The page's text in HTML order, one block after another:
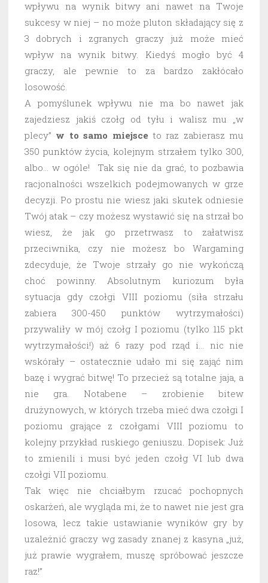
wpływu na wynik bitwy ani nawet na Twoje
sukcesy w niej – no może pluton składający się z
3 dobrych i zgranych graczy już może mieć
wpływ na wynik bitwy. Kiedyś mogło być 4
graczy, ale pewnie to za bardzo zakłócało
losowość.
A pomyślunek wpływu nie ma bo nawet jak
zajedziesz jakiś czołg od tyłu i walisz mu „w
plecy” w to samo miejsce to raz zabierasz mu
350 punktów życia, kolejnym strzałem tylko 300,
albo… w ogóle! Tak się nie da grać, to pozbawia
racjonalności wszelkich podejmowanych w grze
decyzji. Po prostu nie wiesz jaki skutek odniesie
Twój atak – czy możesz wystawić się na strzał bo
wiesz, że jak go przetrwasz to załatwisz
przeciwnika, czy nie możesz bo Wargaming
zdecyduje, że Twoje strzały go nie wykończą
choć powinny. Absolutnym kuriozum była
sytuacja gdy czołgi VIII poziomu (siła strzału
zabiera 300-450 punktów wytrzymałości)
przywaliły w mój czołg I poziomu (tylko 115 pkt
wytrzymałości!) aż 6 razy pod rząd i… nic nie
wskórały – ostatecznie udało mi się zająć nim
bazę i wygrać bitwę! To przecież są totalne jaja, a
nie gra. Notabene – zrobienie bitew
drużynowych, w których trzeba mieć dwa czołgi I
poziomu grające z czołgami VIII poziomu to
kolejny przykład ruskiego geniuszu. Dopisek: Już
to zmienili i musi być jeden czołg VI lub dwa
czołgi VII poziomu.
Tak więc nie chciałbym rzucać pochopnych
oskarżeń, ale wygląda mi, że to nawet nie jest gra
losowa, lecz takie ustawianie wyników gry by
uzależnić graczy wg zasady znanej z kasyna „już,
już prawie wygrałem, muszę spróbować jeszcze
raz!”